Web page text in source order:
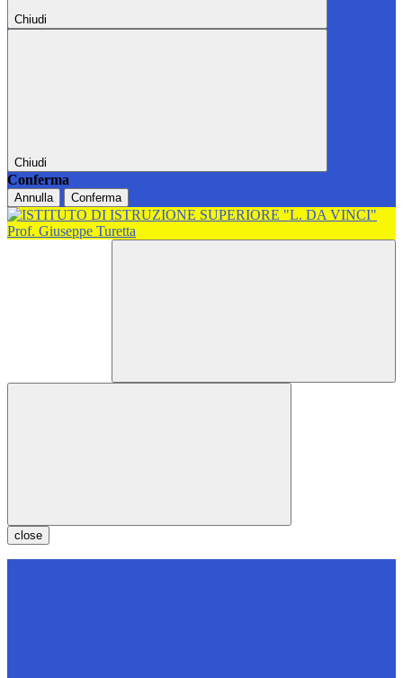
Chiudi
Chiudi
Conferma
Annulla Conferma
close